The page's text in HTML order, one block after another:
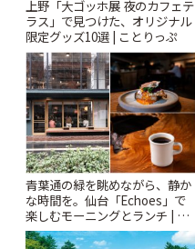
上野「大ゴッホ展 夜のカフェテ
ラス」で見つけた、オリジナル
限定グッズ10選 | ことりっぷ
青葉通の緑を眺めながら、静か
な時間を。仙台「Echoes」で
楽しむモーニングとランチ | こ
とりっぷ